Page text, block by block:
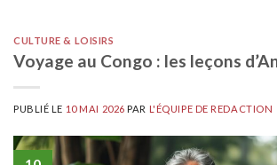
CULTURE & LOISIRS
Voyage au Congo : les leçons
PUBLIÉ LE 10 MAI 2026 PAR L'ÉQUIPE DE REDACTION